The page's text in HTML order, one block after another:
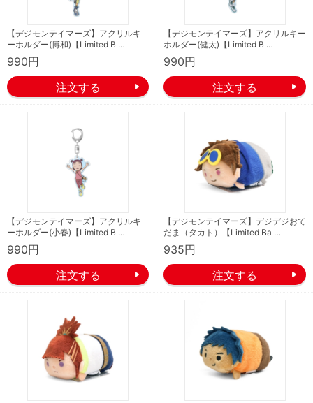
【デジモンテイマーズ】アクリルキ
ーホルダー(博和)【Limited B …
990円
【デジモンテイマーズ】アクリルキー
ホルダー(健太)【Limited B …
990円
【デジモンテイマーズ】アクリルキ
ーホルダー(小春)【Limited B …
990円
【デジモンテイマーズ】デジデジおて
だま（タカト）【Limited Ba …
935円